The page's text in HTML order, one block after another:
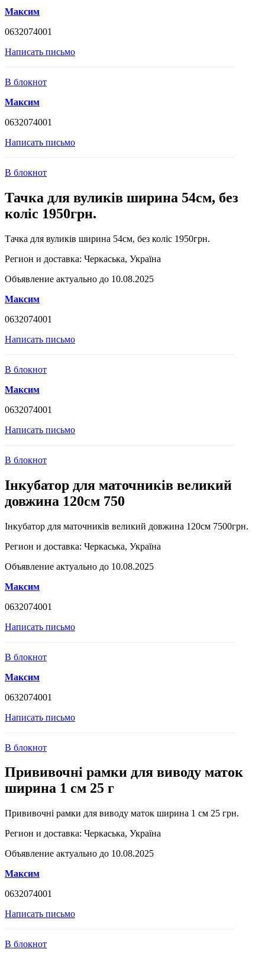
Максим
0632074001
Написать письмо
В блокнот
Максим
0632074001
Написать письмо
В блокнот
Тачка для вуликів ширина 54см, без
коліс 1950грн.
Тачка для вуликів ширина 54см, без коліс 1950грн.
Регион и доставка: Черкаська, Україна
Объявление актуально до 10.08.2025
Максим
0632074001
Написать письмо
В блокнот
Максим
0632074001
Написать письмо
В блокнот
Інкубатор для маточників великий
довжина 120см 750
Інкубатор для маточників великий довжина 120см 7500грн.
Регион и доставка: Черкаська, Україна
Объявление актуально до 10.08.2025
Максим
0632074001
Написать письмо
В блокнот
Максим
0632074001
Написать письмо
В блокнот
Прививочні рамки для виводу маток
ширина 1 см 25 г
Прививочні рамки для виводу маток ширина 1 см 25 грн.
Регион и доставка: Черкаська, Україна
Объявление актуально до 10.08.2025
Максим
0632074001
Написать письмо
В блокнот